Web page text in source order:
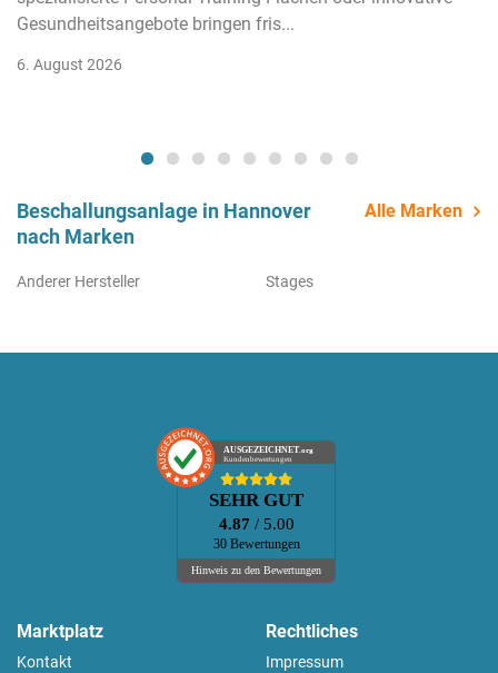
Gesundheitsangebote bringen fris...
6. August 2026
Beschallungsanlage in Hannover
nach Marken
Alle Marken
Anderer Hersteller Stages
AUSGEZEICHNET.org
Kundenbewertungen
SEHR GUT
4.87 / 5.00
30 Bewertungen
Hinweis zu den Bewertungen
Marktplatz
Kontakt
Rechtliches
Impressum